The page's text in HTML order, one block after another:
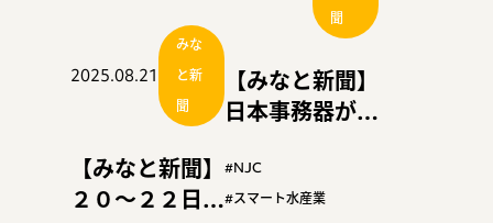
2025.08.21
みな
と新
聞
【みなと新聞】
２０～２２日東
聞
【みなと新聞】
日本事務器が１
先に感謝のイベ
ント
#NJC
#スマート水産業